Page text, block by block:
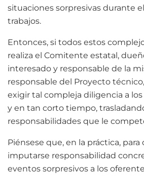
situaciones sorpresivas durante
trabajos.
Entonces, si todos estos
realiza el Comitente estatal,
interesado y responsable de la
responsable del Proyecto
exigir tal compleja diligencia a
y en tan corto tiempo,
responsabilidades que le
Piénsese que, en la práctica,
imputarse responsabilidad
eventos sorpresivos a los